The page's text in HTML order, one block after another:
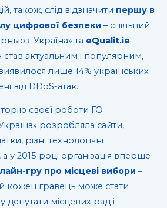
також, слід відзначити першу в
цифрової безпеки – спільний
Україна» та eQualit.ie
став актуальним і популярним,
лише 14% українських
від DDоS-атак.
своєї роботи ГО
розробляла сайти,
різні технологічні
у 2015 році організація вперше
гру про місцеві вибори –
кожен гравець може стати
депутати місцевих рад і